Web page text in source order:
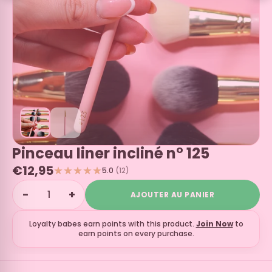
Pinceau liner incliné n° 125
€12,95 5.0 (12)
− + AJOUTER AU PANIER
Loyalty babes earn points with this product. Join Nowto
earn points on every purchase.